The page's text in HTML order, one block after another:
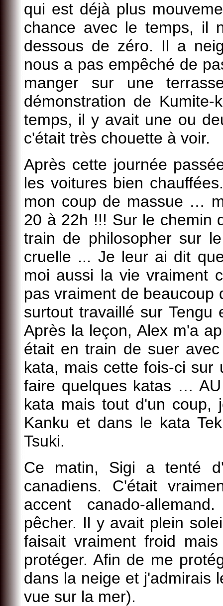
qui est déjà plus
chance avec le temps, il
dessous de zéro. Il a
nous a pas empêché de
manger sur une
démonstration de
temps, il y avait une ou
c'était très chouette à voir.
Après cette journée
les voitures bien
mon coup de massue …
20 à 22h !!! Sur le chemin
train de philosopher sur
cruelle ... Je leur ai dit
moi aussi la vie vraiment
pas vraiment de
surtout travaillé sur Tengu
Après la leçon, Alex m'a
était en train de suer
kata, mais cette fois-ci sur
faire quelques katas …
kata mais tout d'un coup,
Kanku et dans le kata
Tsuki.
Ce matin, Sigi a tenté
canadiens. C'était
accent canado-
pêcher. Il y avait plein
faisait vraiment froid
protéger. Afin de me
dans la neige et j'admirais
vue sur la mer).